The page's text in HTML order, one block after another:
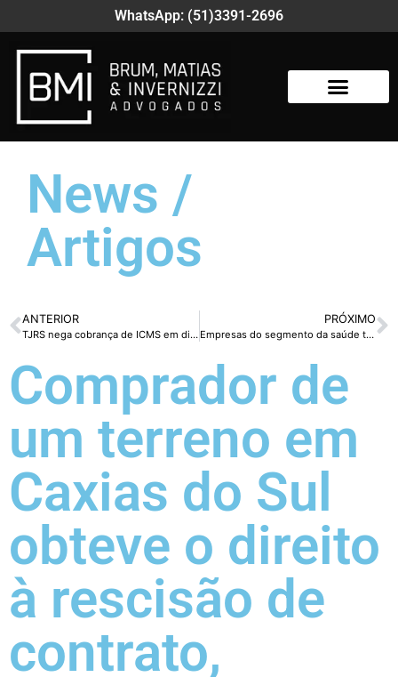
WhatsApp: (51)3391-2696
News /
Artigos
ANTERIOR
TJRS nega cobrança de ICMS em disputa envolvendo energia de fonte solar
PRÓXIMO
Empresas do segmento da saúde tem direito a redução e revisão de tributos federais
Comprador de
um terreno em
Caxias do Sul
obteve o direito
à rescisão de
contrato,